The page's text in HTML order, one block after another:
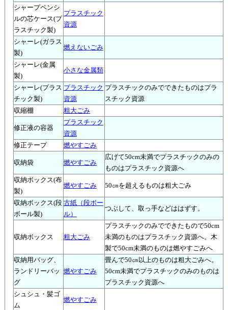
シャープペンシ
ルの芯ケース(プ
ラスチック製)
プラスチック
資源
シャーレ(ガラス
製)
燃えないごみ
シャーレ(金属
製)
小さな金属類
シャーレ(プラス
チック製)
プラスチック
資源
プラスチックのみでできたものはプラ
スチック資源
収縮棚
粗大ごみ
修正液の容器
プラスチック
資源
修正テープ
燃やすごみ
収納袋 燃やすごみ
広げて50cm未満でプラスチックのみの
ものはプラスチック資源へ
収納ボックス(布
製)
燃やすごみ 50㎝を超えるものは粗大ごみ
収納ボックス(段
ボール製)
古紙（段ボー
ル）
つぶして、取っ手などははずす。
収納ボックス 粗大ごみ
プラスチックのみでできたもので50cm
未満のものはプラスチック資源へ。木
製で50cm未満のものは燃やすごみへ
収納用バッグ、
ランドリーバッ
グ
燃やすごみ
畳んで50㎝以上のものは粗大ごみへ。
50cm未満でプラスチックのみのものは
プラスチック資源へ
シュシュ・髪ゴ
ム
燃やすごみ